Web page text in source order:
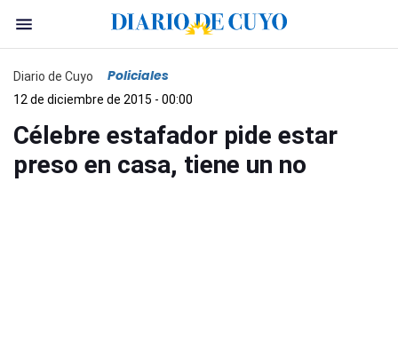
Diario de Cuyo Policiales
12 de diciembre de 2015 - 00:00
Célebre estafador pide estar
preso en casa, tiene un no